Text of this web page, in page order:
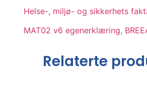
Helse-, miljø- og sikkerhets
MAT02 v6 egenerklæring,
Relaterte